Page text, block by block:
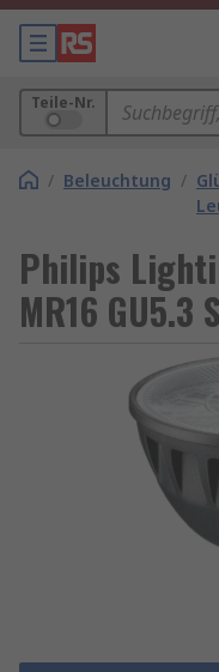
Teile-Nr.
/ Beleuchtung /
Philips
MR16 GU5.3